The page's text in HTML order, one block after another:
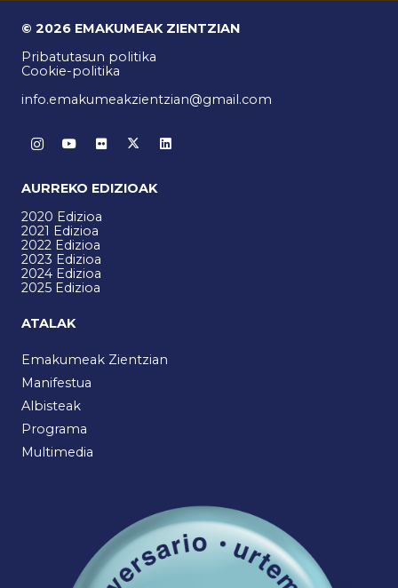
© 2026 EMAKUMEAK ZIENTZIAN
Pribatutasun politika
Cookie-politika
info.emakumeakzientzian@gmail.com
AURREKO EDIZIOAK
2020 Edizioa
2021 Edizioa
2022 Edizioa
2023 Edizioa
2024 Edizioa
2025 Edizioa
ATALAK
Emakumeak Zientzian
Manifestua
Albisteak
Programa
Multimedia